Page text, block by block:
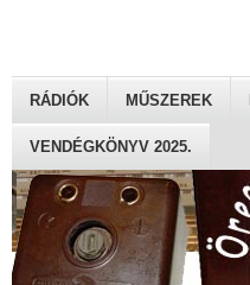
RÁDIÓK MŰSZEREK
VENDÉGKÖNYV 2025.